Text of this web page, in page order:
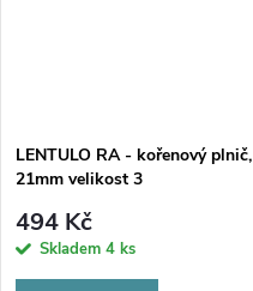
LENTULO RA - kořenový plnič,
21mm velikost 3
494 Kč
Skladem 4 ks